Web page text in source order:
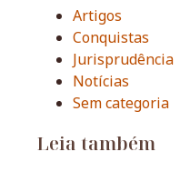
Artigos
Conquistas
Jurisprudência
Notícias
Sem categoria
Leia também